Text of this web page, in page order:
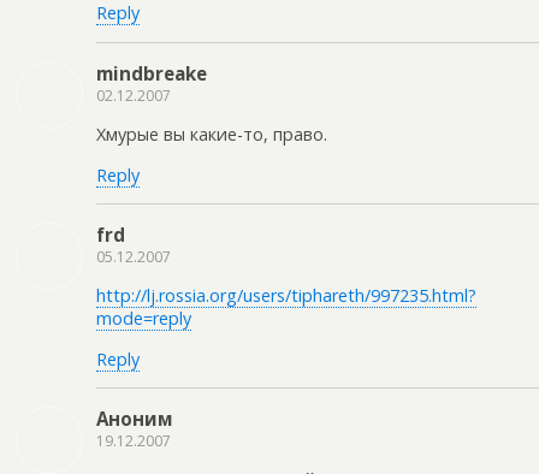
Reply
mindbreake
02.12.2007
Хмурые вы какие-то, право.
Reply
frd
05.12.2007
http://lj.rossia.org/users/tiphareth/997235.html?
mode=reply
Reply
Аноним
19.12.2007